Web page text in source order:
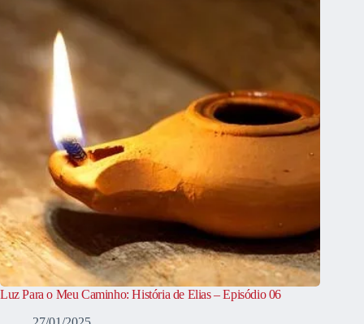
Luz Para o Meu Caminho: História de Elias – Episódio 06